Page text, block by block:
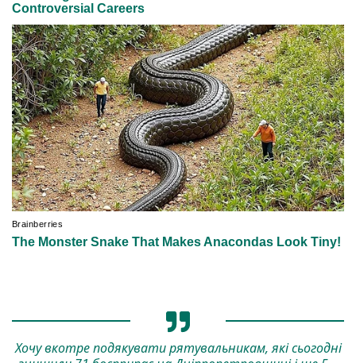
Хочу вкотре подякувати рятувальникам, які сьогодні